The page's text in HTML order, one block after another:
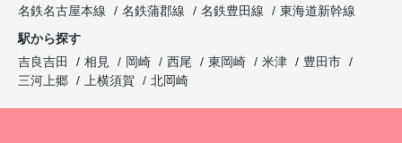
名鉄名古屋本線
名鉄蒲郡線 名鉄豊田線
東海道新幹線
駅から探す
吉良吉田
相見 岡崎 西尾 東岡崎 米津
豊田市
三河上郷
上横須賀 北岡崎